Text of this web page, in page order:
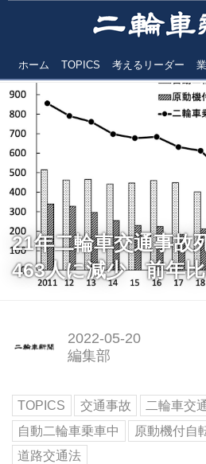
ホーム TOPICS 考えるリーダー
21年二輪車交通事故
463人に減少 前年
2022-05-20
編集部
TOPICS 交通事故 二輪車交
自動二輪車乗車中
原動機付自
道路交通法